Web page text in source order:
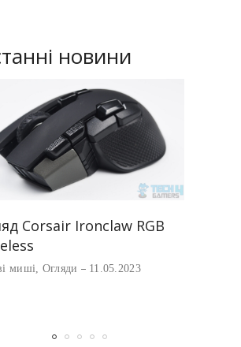
новини
Corsair Ironclaw RGB
миші Огляди 11.05.2023